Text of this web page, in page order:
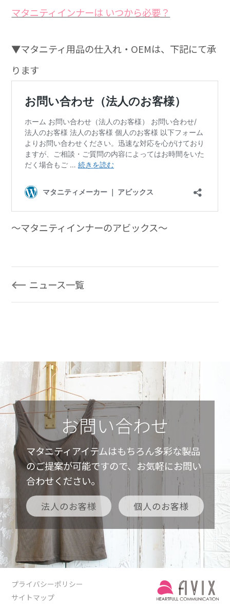
マタニティインナーは いつから必要？
▼マタニティ用品の仕入れ・OEMは、下記にて承
ります
～マタニティインナーのアビックス～
ニュース一覧
お問い合わせ
マタニティアイテムはもちろん多彩な製品
のご提案が可能ですので、お気軽にお問い
合わせください。
法人のお客様 個人のお客様
プライバシーポリシー
サイトマップ